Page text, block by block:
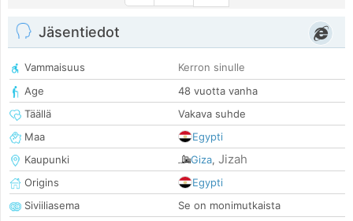
Jäsentiedot
Vammaisuus
Kerron sinulle
Age
48 vuotta vanha
Täällä
Vakava suhde
Maa
Egypti
Kaupunki
Giza, Jizah
Origins
Egypti
Siviiliasema
Se on monimutkaista